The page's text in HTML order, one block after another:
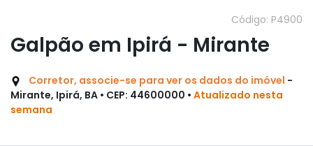
Código: P4900
Galpão em Ipirá - Mirante
Corretor, associe-se para ver os dados do imóvel -
Mirante, Ipirá, BA • CEP: 44600000 • Atualizado nesta
semana